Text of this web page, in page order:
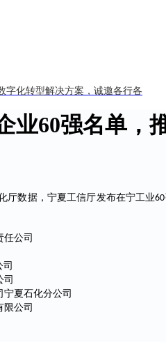
字化转型解决方案，诚邀各行各
业60强名单，
厅数据，宁夏工信厅发布在宁工业60
任公司
司
宁夏石化分公司
限公司